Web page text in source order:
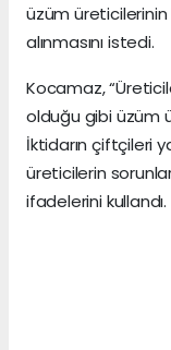
üzüm
alınmasını istedi.
Kocamaz,
olduğu gibi üzüm
İktidarın çiftçileri
üreticilerin
ifadelerini kullandı.